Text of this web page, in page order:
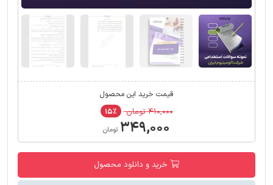
قیمت خرید این محصول
۴۱۰,۰۰۰ تومان ۱۵٪
۳۴۹,۰۰۰ تومان
خرید و دانلود محصول